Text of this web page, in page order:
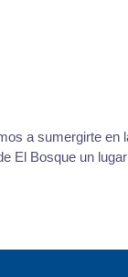
a sumergirte en
El Bosque un